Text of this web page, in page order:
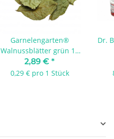
Garnelengarten®
Walnussblätter grün 10
Stück
2,89 € *
0,29 € pro 1 Stück
Dr.